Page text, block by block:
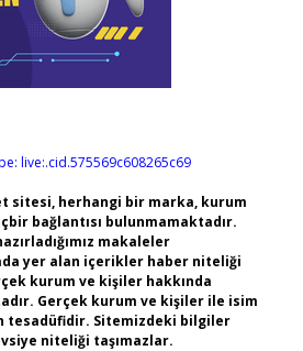
live:.cid.575569c608265c69
sitesi, herhangi bir marka, kurum
bağlantısı bulunmamaktadır.
makaleler
yer alan içerikler haber niteliği
kurum ve kişiler hakkında
Gerçek kurum ve kişiler ile isim
tesadüfidir. Sitemizdeki bilgiler
niteliği taşımazlar.